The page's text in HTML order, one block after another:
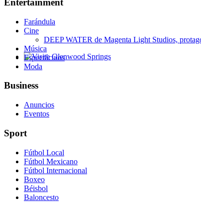
Glenwood Springs - Bello y Encantador
Entertainment
Farándula
Cine
DEEP WATER de Magenta Light Studios,
Música
Espectáculos
Moda
Business
Anuncios
Eventos
Sport
Fútbol Local
Fútbol Mexicano
Fútbol Internacional
Boxeo
Béisbol
Baloncesto